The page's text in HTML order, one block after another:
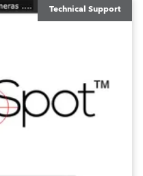
Technical Support